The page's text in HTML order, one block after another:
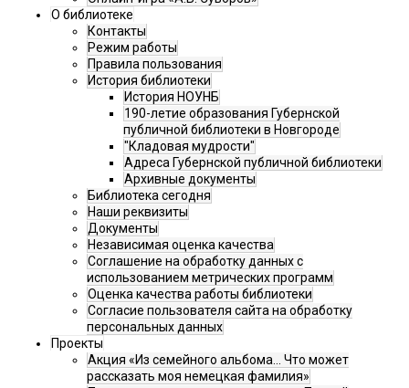
О библиотеке
Контакты
Режим работы
Правила пользования
История библиотеки
История НОУНБ
190-летие образования Губернской
публичной библиотеки в Новгороде
"Кладовая мудрости"
Адреса Губернской публичной библиотеки
Архивные документы
Библиотека сегодня
Наши реквизиты
Документы
Независимая оценка качества
Соглашение на обработку данных с
использованием метрических программ
Оценка качества работы библиотеки
Согласие пользователя сайта на обработку
персональных данных
Проекты
Акция «Из семейного альбома... Что может
рассказать моя немецкая фамилия»